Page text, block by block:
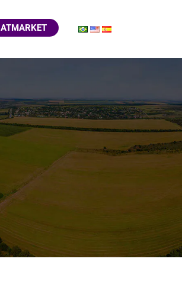
ATMARKET